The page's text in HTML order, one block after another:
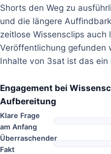
Shorts den Weg zu
und die längere
zeitlose Wissensclips auch
Veröffentlichung gefunden
Inhalte von 3sat ist das ein
Engagement bei
Aufbereitung
Klare Frage
am Anfang
Überraschender
Fakt